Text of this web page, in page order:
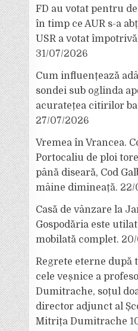
FD au votat pentru
în timp ce AUR s-a
USR a votat
31/07/2026
Cum influențează
sondei sub oglinda
acuratețea citirilor
27/07/2026
Vremea în Vrancea.
Portocaliu de ploi
până diseară, Cod
mâine dimineață. 22/
Casă de vânzare la
Gospodăria este
mobilată complet.
Regrete eterne după
cele veșnice a
Dumitrache, soțul
director adjunct al
Mitrița Dumitrache